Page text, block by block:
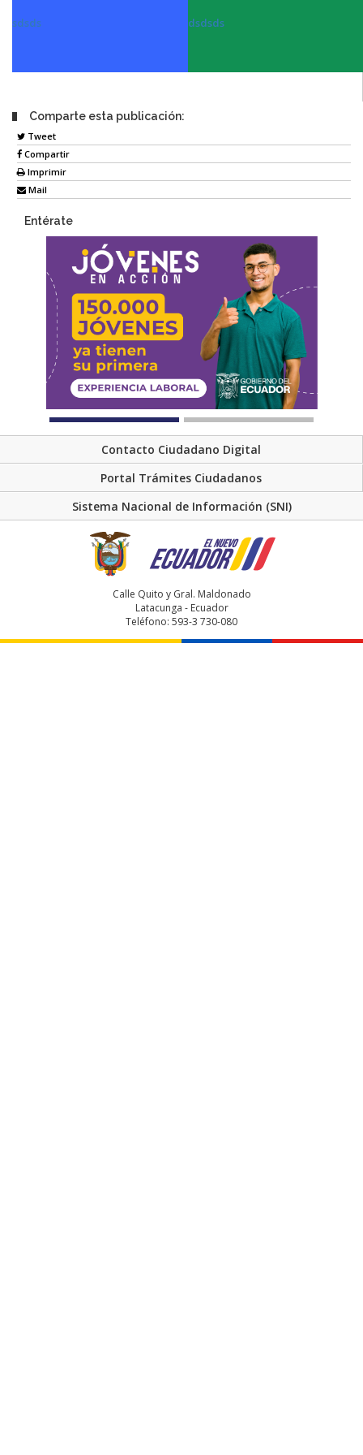
sdsds dsdsds
Comparte esta publicación:
Tweet
Compartir
Imprimir
Mail
Entérate
Contacto Ciudadano Digital
Portal Trámites Ciudadanos
Sistema Nacional de Información (SNI)
Calle Quito y Gral. Maldonado
Latacunga - Ecuador
Teléfono: 593-3 730-080